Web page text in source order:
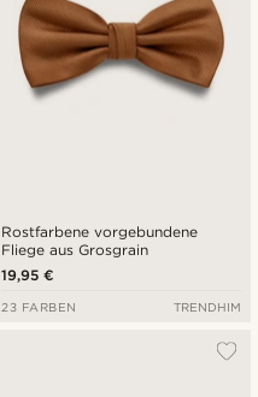
Rostfarbene vorgebundene
Fliege aus Grosgrain
19,95 €
23 FARBEN TRENDHIM